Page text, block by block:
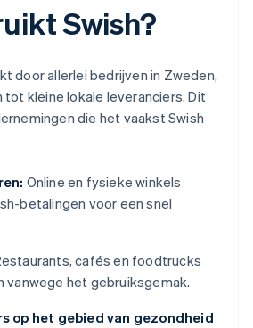
Swish?
door allerlei bedrijven in Zweden,
kleine lokale leveranciers. Dit
die het vaakst Swish
Online en fysieke winkels
betalingen voor een snel
cafés en foodtrucks
vanwege het gebruiksgemak.
op het gebied van gezondheid